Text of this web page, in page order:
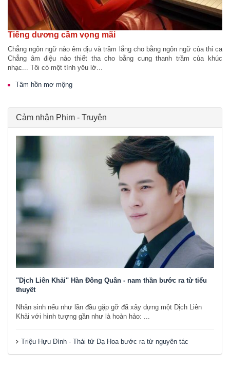
Tiếng dương cầm vọng mãi
Chẳng ngôn ngữ nào êm dịu và trầm lắng cho bằng ngôn ngữ của thi ca
Chẳng âm điệu nào thiết tha cho bằng cung thanh trầm của khúc
nhạc... Tôi có một tình yêu lớ...
Tâm hồn mơ mộng
Cảm nhận Phim - Truyện
"Dịch Liên Khải" Hàn Đông Quân - nam thần bước ra từ tiểu
thuyết
Nhân sinh nếu như lần đầu gặp gỡ đã xây dựng một Dịch Liên
Khải với hình tượng gần như là hoàn hảo: ...
Triệu Hựu Đình - Thái tử Dạ Hoa bước ra từ nguyên tác